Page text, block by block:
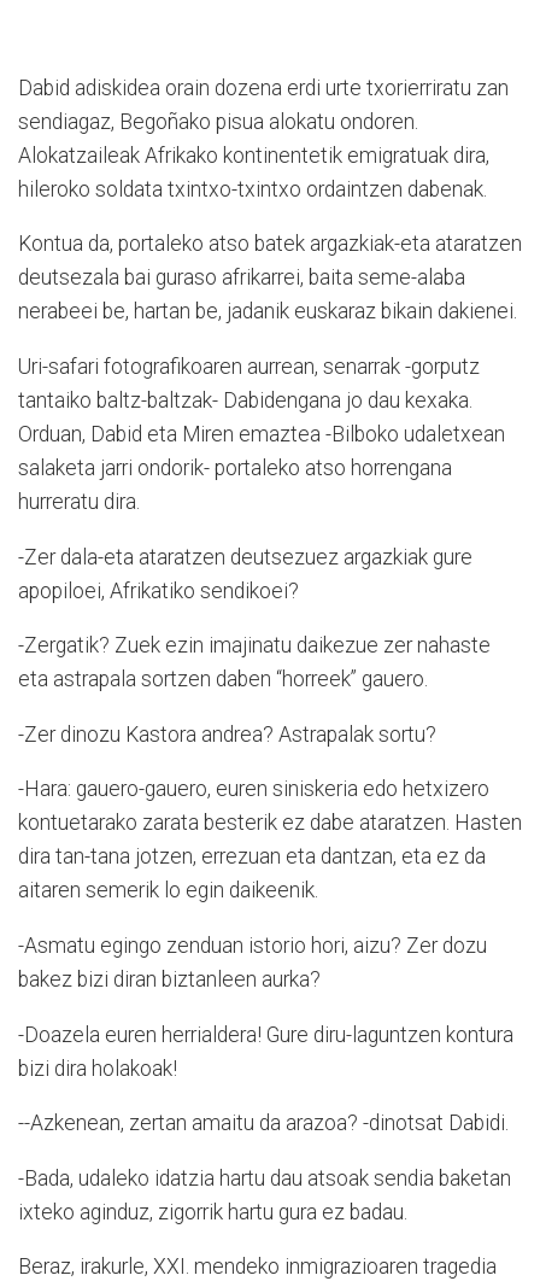
Dabid adiskidea orain dozena erdi urte txorierriratu zan
sendiagaz, Begoñako pisua alokatu ondoren.
Alokatzaileak Afrikako kontinentetik emigratuak dira,
hileroko soldata txintxo-txintxo ordaintzen dabenak.
Kontua da, portaleko atso batek argazkiak-eta ataratzen
deutsezala bai guraso afrikarrei, baita seme-alaba
nerabeei be, hartan be, jadanik euskaraz bikain dakienei.
Uri-safari fotografikoaren aurrean, senarrak -gorputz
tantaiko baltz-baltzak- Dabidengana jo dau kexaka.
Orduan, Dabid eta Miren emaztea -Bilboko udaletxean
salaketa jarri ondorik- portaleko atso horrengana
hurreratu dira.
-Zer dala-eta ataratzen deutsezuez argazkiak gure
apopiloei, Afrikatiko sendikoei?
-Zergatik? Zuek ezin imajinatu daikezue zer nahaste
eta astrapala sortzen daben “horreek” gauero.
-Zer dinozu Kastora andrea? Astrapalak sortu?
-Hara: gauero-gauero, euren siniskeria edo hetxizero
kontuetarako zarata besterik ez dabe ataratzen. Hasten
dira tan-tana jotzen, errezuan eta dantzan, eta ez da
aitaren semerik lo egin daikeenik.
-Asmatu egingo zenduan istorio hori, aizu? Zer dozu
bakez bizi diran biztanleen aurka?
-Doazela euren herrialdera! Gure diru-laguntzen kontura
bizi dira holakoak!
--Azkenean, zertan amaitu da arazoa? -dinotsat Dabidi.
-Bada, udaleko idatzia hartu dau atsoak sendia baketan
ixteko aginduz, zigorrik hartu gura ez badau.
Beraz, irakurle, XXI. mendeko inmigrazioaren tragedia